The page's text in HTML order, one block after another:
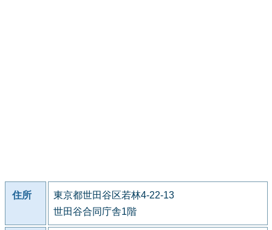
住所
東京都世田谷区若林4-22-13
世田谷合同庁舎1階